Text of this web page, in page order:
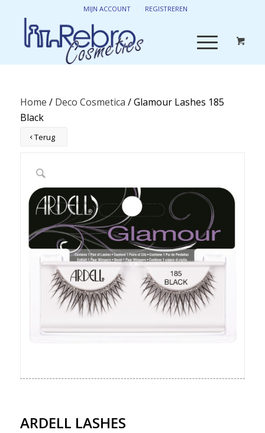
MIJN ACCOUNT REGISTREREN
Home / Deco Cosmetica / Glamour Lashes 185
Black
Terug
ARDELL LASHES